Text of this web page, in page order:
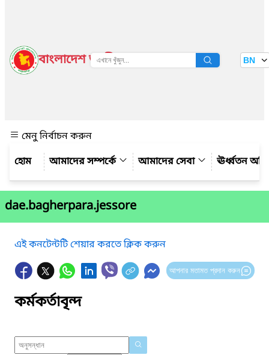
বাংলাদেশ জাতীয় তথ্য বাতায়ন BN
মেনু নির্বাচন করুন
আমাদের সম্পর্কে
আমাদের সেবা ঊর্ধ্বতন
dae.bagherpara.jessore
এই কনটেন্টটি শেয়ার করতে ক্লিক করুন
আপনার মতামত প্রদান করুন
কর্মকর্তাবৃন্দ